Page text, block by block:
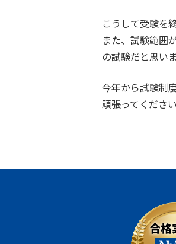
こうして受験を
また、試験範囲
の試験だと思い
今年から試験制
頑張ってください